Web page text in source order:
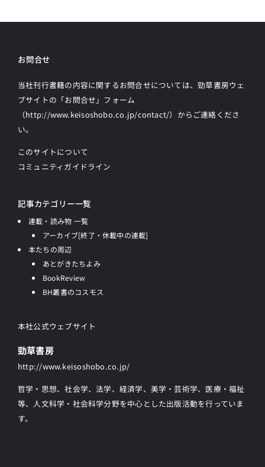
お問合せ
当社刊行書籍の内容に関するお問合せについては、勁草書房ウェ
ブサイトの 「お問合せ」フォーム
（http://www.keisoshobo.co.jp/contact/）からご連絡くださ
い。
このサイトについて
コミュニティガイドライン
記事カテゴリー一覧
連載・読み物 一覧
アーカイブ[終了・休載中の連載]
本たちの周辺
あとがきたちよみ
BookReview
BH叢書のコスモス
本社公式ウェブサイト
勁草書房
http://www.keisoshobo.co.jp/
哲学・思想、社会学、法学、経済学、美学・芸術学、医療・福祉
等、人文科学・社会科学分野を中心とした出版活動を行っていま
す。